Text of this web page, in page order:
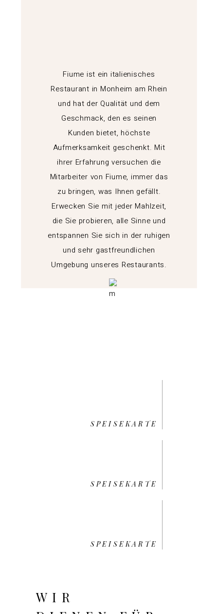
Fiume ist ein italienisches
Restaurant in Monheim am Rhein
und hat der Qualität und dem
Geschmack, den es seinen
Kunden bietet, höchste
Aufmerksamkeit geschenkt. Mit
ihrer Erfahrung versuchen die
Mitarbeiter von Fiume, immer das
zu bringen, was Ihnen gefällt.
Erwecken Sie mit jeder Mahlzeit,
die Sie probieren, alle Sinne und
entspannen Sie sich in der ruhigen
und sehr gastfreundlichen
Umgebung unseres Restaurants.
SPEISEKARTE
SPEISEKARTE
SPEISEKARTE
WIR